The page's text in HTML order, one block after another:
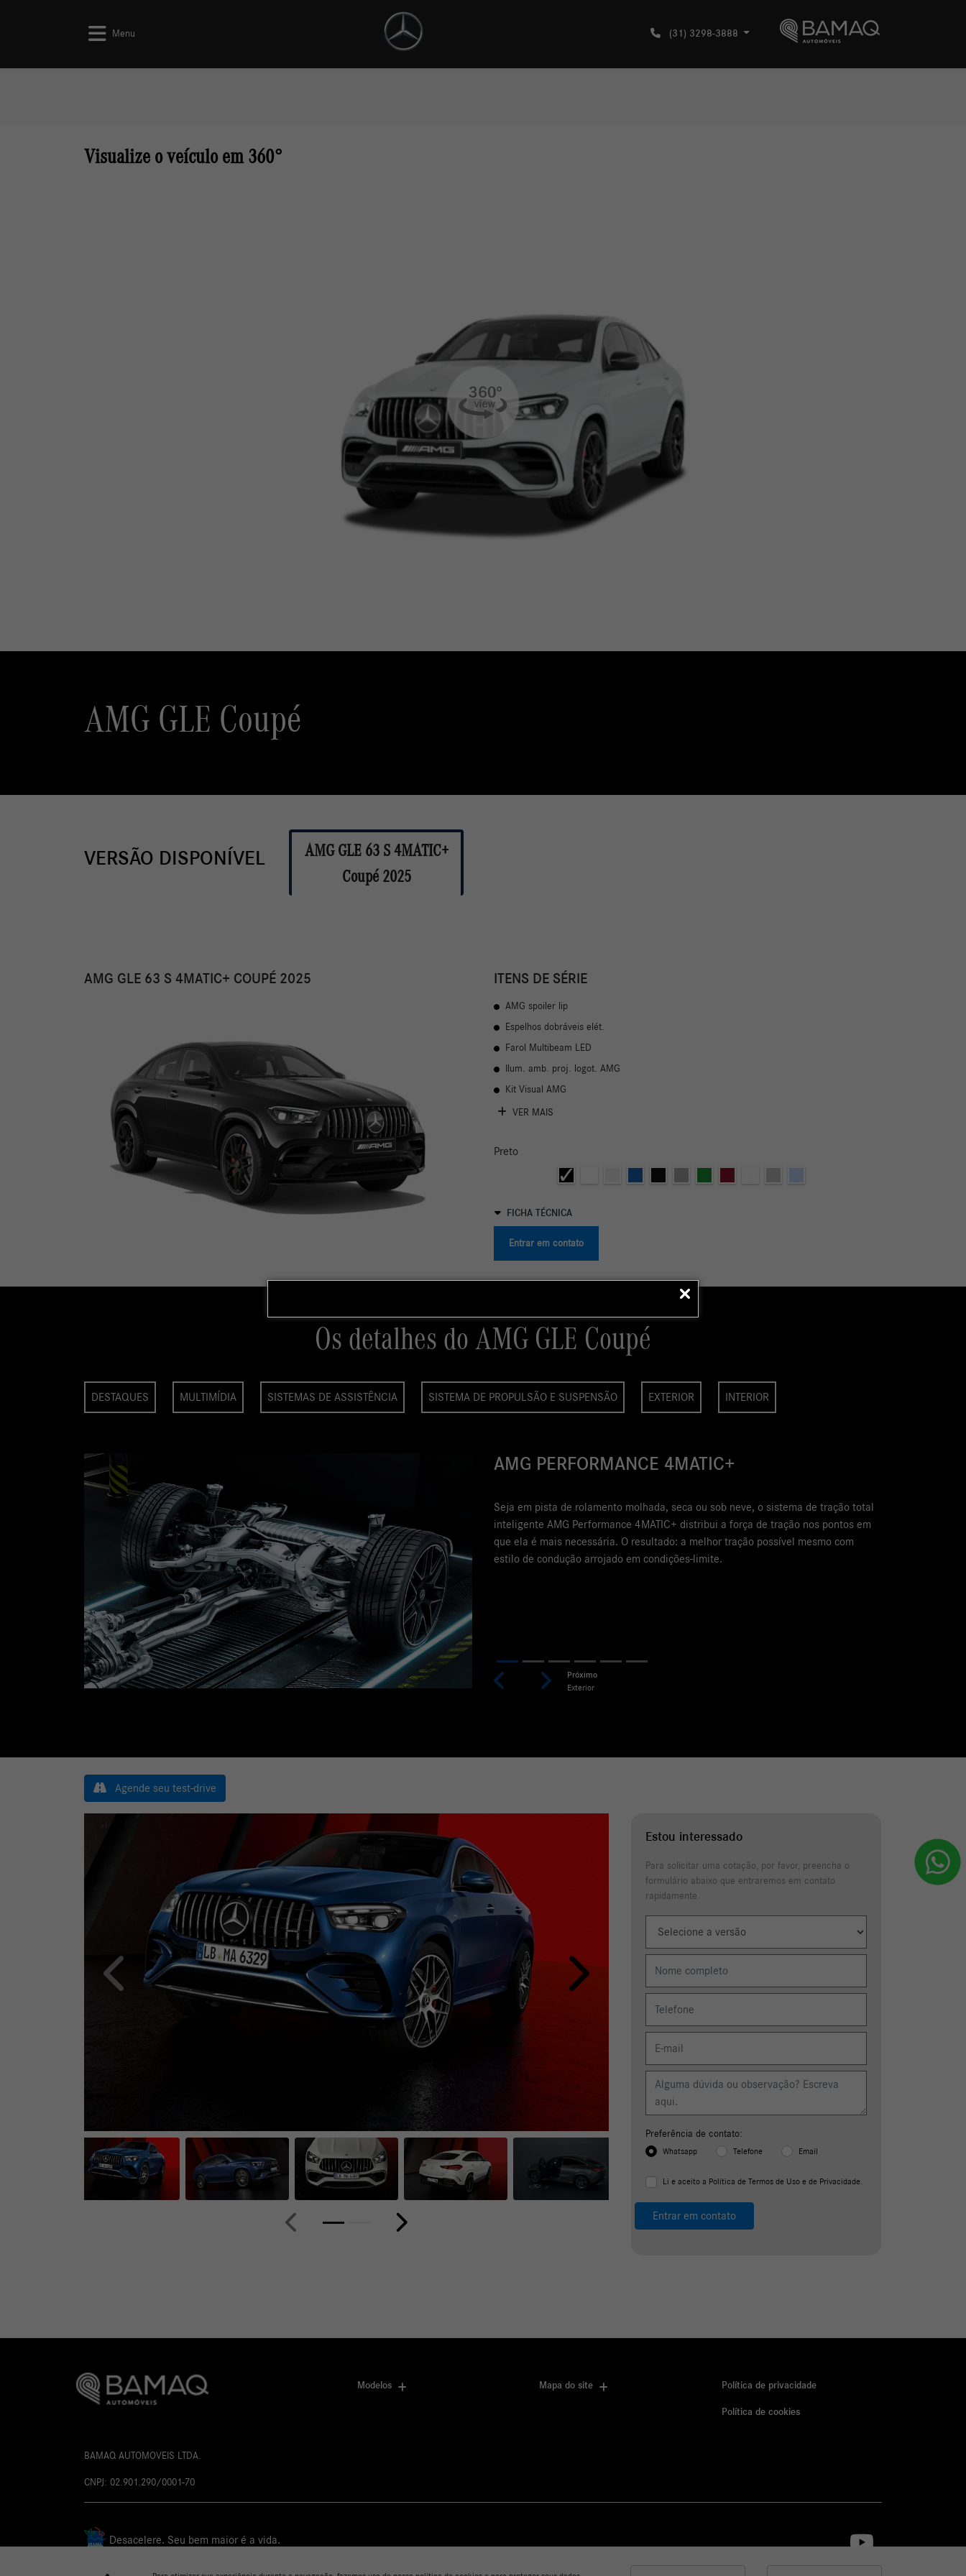
Menu (31) 3298-3888
Visualize o veículo em 360°
AMG GLE Coupé
VERSÃO DISPONÍVEL
AMG GLE 63 S 4MATIC+
Coupé 2025
AMG GLE 63 S 4MATIC+ COUPÉ 2025 ITENS DE SÉRIE
AMG spoiler lip
Espelhos dobráveis elét.
Farol Multibeam LED
Ilum. amb. proj. logot. AMG
Kit Visual AMG
VER MAIS
Preto
FICHA TÉCNICA
Entrar em contato
Os detalhes do AMG GLE Coupé
DESTAQUES MULTIMÍDIA SISTEMAS DE ASSISTÊNCIA SISTEMA DE PROPULSÃO E SUSPENSÃO EXTERIOR INTERIOR
EXTERIOR
O exterior do Mercedes-AMG GLE Coupé combina o pacote AMG Night, rodas AMG
de 22’’, spoiler AMG e as pinças de freio vermelhas para criar uma presença
marcante e inconfundível.
Estou interessado
Para solicitar uma cotação, por favor, preencha o
formulário abaixo que entraremos em contato
rapidamente.
Preferência de contato:
Whatsapp Telefone
Modelos Mapa do site Política de privacidade
Política de cookies
BAMAQ AUTOMOVEIS LTDA.
CNPJ: 02.901.290/0001-70
Desacelere. Seu bem maior é a vida.